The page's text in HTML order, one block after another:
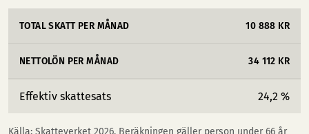
TOTAL SKATT PER MÅNAD 10 888 KR
NETTOLÖN PER MÅNAD 34 112 KR
Effektiv skattesats 24,2 %
Källa: Skatteverket 2026. Beräkningen gäller person under 66 år